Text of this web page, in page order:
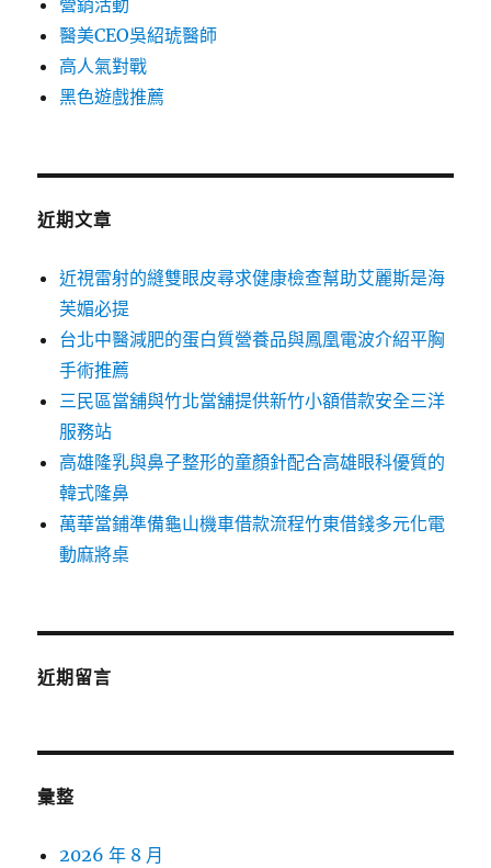
營銷活動
醫美CEO吳紹琥醫師
高人氣對戰
黑色遊戲推薦
近期文章
近視雷射的縫雙眼皮尋求健康檢查幫助艾麗斯是海
芙媚必提
台北中醫減肥的蛋白質營養品與鳳凰電波介紹平胸
手術推薦
三民區當舖與竹北當舖提供新竹小額借款安全三洋
服務站
高雄隆乳與鼻子整形的童顏針配合高雄眼科優質的
韓式隆鼻
萬華當鋪準備龜山機車借款流程竹東借錢多元化電
動麻將桌
近期留言
彙整
2026 年 8 月